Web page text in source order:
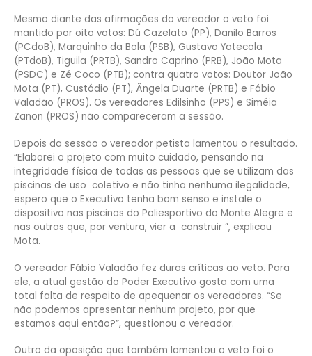
Mesmo diante das afirmações do vereador o veto foi
mantido por oito votos: Dú Cazelato (PP), Danilo Barros
(PCdoB), Marquinho da Bola (PSB), Gustavo Yatecola
(PTdoB), Tiguila (PRTB), Sandro Caprino (PRB), João Mota
(PSDC) e Zé Coco (PTB); contra quatro votos: Doutor João
Mota (PT), Custódio (PT), Ângela Duarte (PRTB) e Fábio
Valadão (PROS). Os vereadores Edilsinho (PPS) e Siméia
Zanon (PROS) não compareceram a sessão.
Depois da sessão o vereador petista lamentou o resultado.
“Elaborei o projeto com muito cuidado, pensando na
integridade física de todas as pessoas que se utilizam das
piscinas de uso coletivo e não tinha nenhuma ilegalidade,
espero que o Executivo tenha bom senso e instale o
dispositivo nas piscinas do Poliesportivo do Monte Alegre e
nas outras que, por ventura, vier a construir ”, explicou
Mota.
O vereador Fábio Valadão fez duras críticas ao veto. Para
ele, a atual gestão do Poder Executivo gosta com uma
total falta de respeito de apequenar os vereadores. “Se
não podemos apresentar nenhum projeto, por que
estamos aqui então?”, questionou o vereador.
Outro da oposição que também lamentou o veto foi o